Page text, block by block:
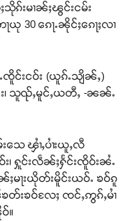
သိုၵ်းမၢၼ်ႈၽွင်းငမ်း
30 ၵေႃႉၼိုင်ႈၵေႃႈလၢ
င်းငဝ်း (ယူၵ်ႉသျိၼ်ႇ)
၊ သူၺ်ႇမူင်ႇယတီႇ -ၼၼ်ႉ
ေ ၾၢႆႇပၢႆးယူႇလီ
း၊ ႁူင်းလဵၼ်ႈႁႅင်းၸိူဝ်းၼႆႉ
ၼ်ႈမႃးယိုတ်းမိူင်းယဝ်ႉ ၶဝ်ၵူ
းၶဝ်လႄႈ ၸင်ႇဢွၵ်ႇမၢႆ
။